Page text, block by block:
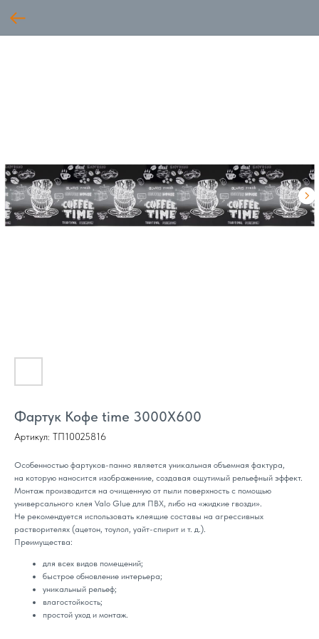
Фартук Кофе time 3000Х600
Артикул: ТП10025816
Особенностью фартуков-панно является уникальная объемная фактура,
на которую наносится изображениие, создавая ощутимый рельефный эффект.
Монтаж производится на очищенную от пыли поверхность с помощью
универсального клея Valo Glue для ПВХ, либо на «жидкие гвозди».
Не рекомендуется использовать клеящие составы на агрессивных
растворителях (ацетон, тоулол, уайт-спирит и т. д.).
Преимущества:
для всех видов помещений;
быстрое обновление интерьера;
уникальный рельеф;
влагостойкость;
простой уход и монтаж.